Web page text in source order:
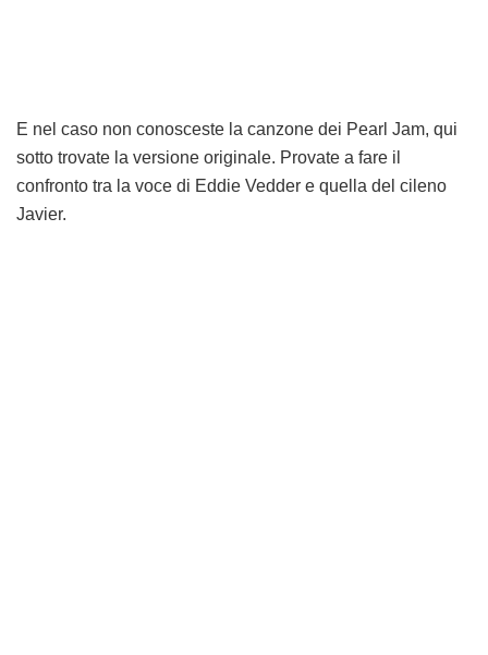
E nel caso non conosceste la canzone dei Pearl Jam, qui
sotto trovate la versione originale. Provate a fare il
confronto tra la voce di Eddie Vedder e quella del cileno
Javier.